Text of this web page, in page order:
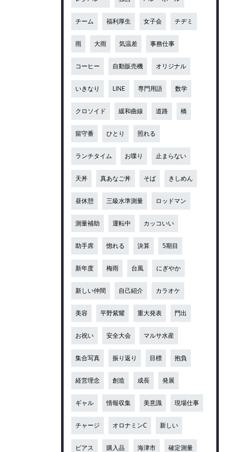
チーム 福利厚生 女子会 チヂミ
雨 大雨 気温差 事務仕事
コーヒー 自動販売機 オリジナル
いきなり LINE 専門用語 数学
クロソイド 緩和曲線 道路 橋
留守番 ひとり 照れる
ランチタイム お喋り 止まらない
天丼 真あなご丼 そば きしめん
昼休憩 三級水準測量 ロッドマン
測量補助 運転中 カッコいい
助手席 惚れる 決算 5期目
新年度 梅雨 台風 にぎやか
新しい仲間 自己紹介 カラオケ
美容 平野紫耀 重大発表 門出
お祝い 安全大会 マルサ水産
集合写真 振り返り 目標 抱負
経営理念 創造 成長 発展
ギャル 情報収集 美意識 現場仕事
チャージ オロナミンC 新しい
ピアス 購入品 海津市 確定測量